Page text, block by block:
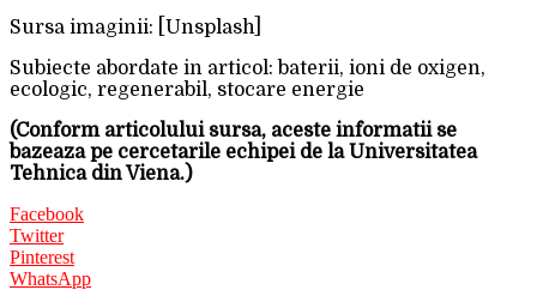
Sursa imaginii: [Unsplash]
Subiecte abordate in articol: baterii, ioni de oxigen,
ecologic, regenerabil, stocare energie
(Conform articolului sursa, aceste informatii se
bazeaza pe cercetarile echipei de la Universitatea
Tehnica din Viena.)
Facebook
Twitter
Pinterest
WhatsApp